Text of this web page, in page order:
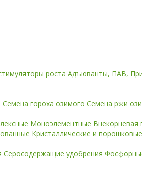
роста Адъюванты, ПАВ,
Семена гороха озимого Семена ржи
Моноэлементные Внекорневая
Кристаллические и
Серосодержащие удобрения